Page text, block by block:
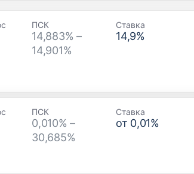
ПСК
14,883% –
14,901%
Ставка
14,9%
ПСК
0,010% –
30,685%
Ставка
от 0,01%